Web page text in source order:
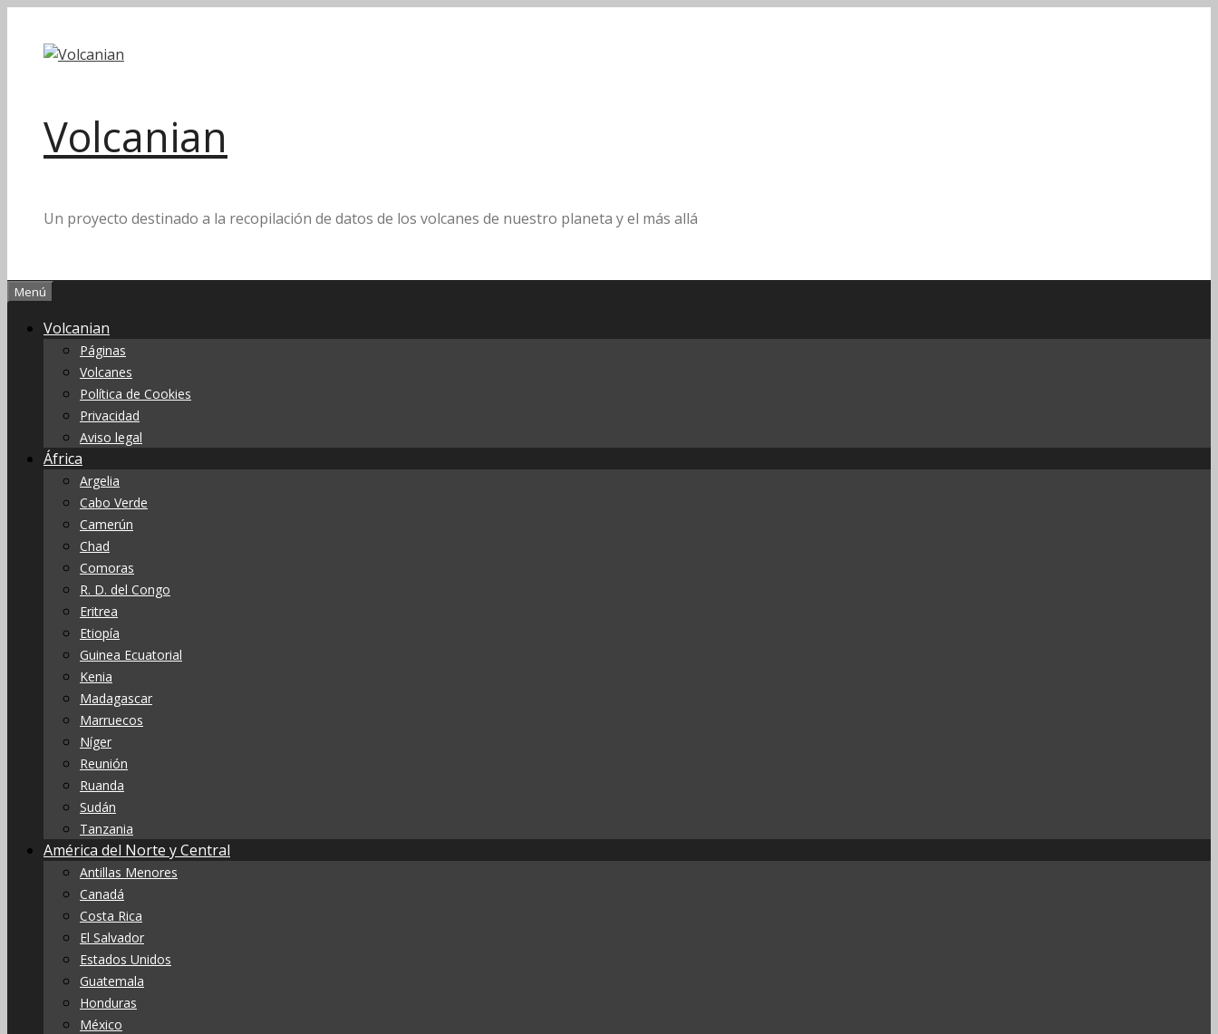
contenido
Volcanian
Un proyecto destinado a la recopilación de datos de los volcanes de nuestro planeta y el más allá
Menú
Volcanian
Páginas
Volcanes
Política de Cookies
Privacidad
Aviso legal
África
Argelia
Cabo Verde
Camerún
Chad
Comoras
R. D. del Congo
Eritrea
Etiopía
Guinea Ecuatorial
Kenia
Madagascar
Marruecos
Níger
Reunión
Ruanda
Sudán
Tanzania
América del Norte y Central
Antillas Menores
Canadá
Costa Rica
El Salvador
Estados Unidos
Guatemala
Honduras
México